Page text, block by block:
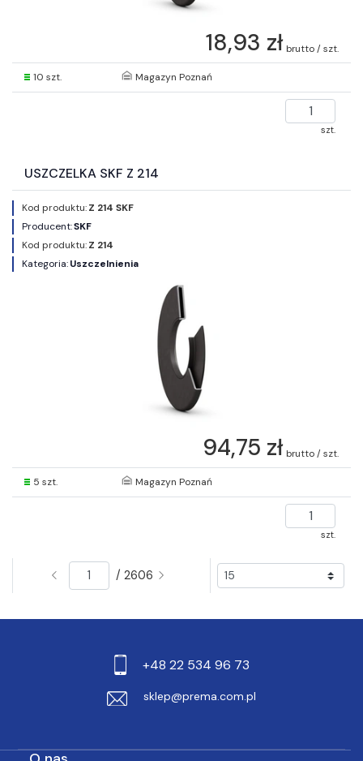
18,93 zł brutto / szt.
10 szt. Magazyn Poznań
szt.
USZCZELKA SKF Z 214
Kod produktu:Z 214 SKF
Producent:SKF
Kod produktu:Z 214
Kategoria:Uszczelnienia
94,75 zł brutto / szt.
5 szt. Magazyn Poznań
szt.
/ 2606
+48 22 534 96 73
sklep@prema.com.pl